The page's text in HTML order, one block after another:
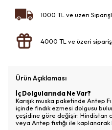
1000 TL ve üzeri
4000 TL ve üzeri
Ürün Açıklaması
İç Dolgularında Ne Var?
Karışık muska paketinde Antep
içinde fındık ezmesi dolgusu
çeşidine göre değişir: Hindistan
veya Antep fıstığı ile kaplanarak